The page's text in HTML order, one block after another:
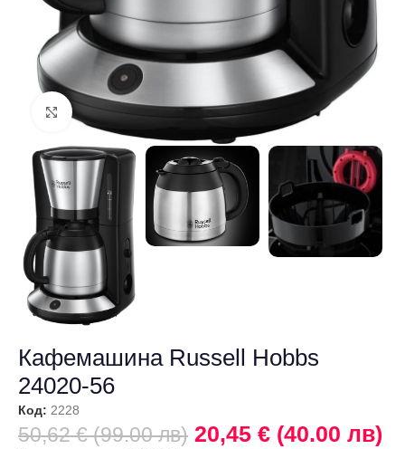
Щракнете за уголемяване
Кафемашина Russell Hobbs
24020-56
Код: 2228
50,62 € (99.00 лв) 20,45 € (40.00 лв)